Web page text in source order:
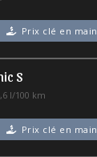
Prix clé en main
S
l/100 km
Prix clé en main